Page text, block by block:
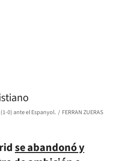
0) ante el Espanyol. FERRAN ZUERAS
se abandonó y